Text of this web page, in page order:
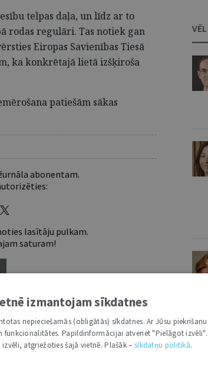
telpas daļa, un līdz ar to
rodas regulāri. Tas notiek gan
Eiropas Savienības Tiesā
ka konkrētajā lietā izšķiroša
patiešām sākas
abonentam.
lasītāju pulkam.
saturam!
ir "Mazais" (3, 6 un
izmantojam sīkdatnes
nepieciešamās (obligātās) sīkdatnes. Ar Jūsu
funkcionalitātes. Papildinformācijai atveriet "Pielāgot
atgriežoties šajā vietnē. Plašāk – sīkdatņu politikā.